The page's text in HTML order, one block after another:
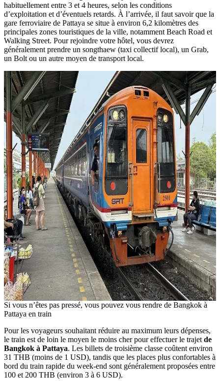
habituellement entre 3 et 4 heures, selon les conditions
d’exploitation et d’éventuels retards. À l’arrivée, il faut savoir que la
gare ferroviaire de Pattaya se situe à environ 6,2 kilomètres des
principales zones touristiques de la ville, notamment Beach Road et
Walking Street. Pour rejoindre votre hôtel, vous devrez
généralement prendre un songthaew (taxi collectif local), un Grab,
un Bolt ou un autre moyen de transport local.
Si vous n’êtes pas pressé, vous pouvez vous rendre de Bangkok à
Pattaya en train
Pour les voyageurs souhaitant réduire au maximum leurs dépenses,
le train est de loin le moyen le moins cher pour effectuer le trajet de
Bangkok à Pattaya. Les billets de troisième classe coûtent environ
31 THB (moins de 1 USD), tandis que les places plus confortables à
bord du train rapide du week-end sont généralement proposées entre
100 et 200 THB (environ 3 à 6 USD).